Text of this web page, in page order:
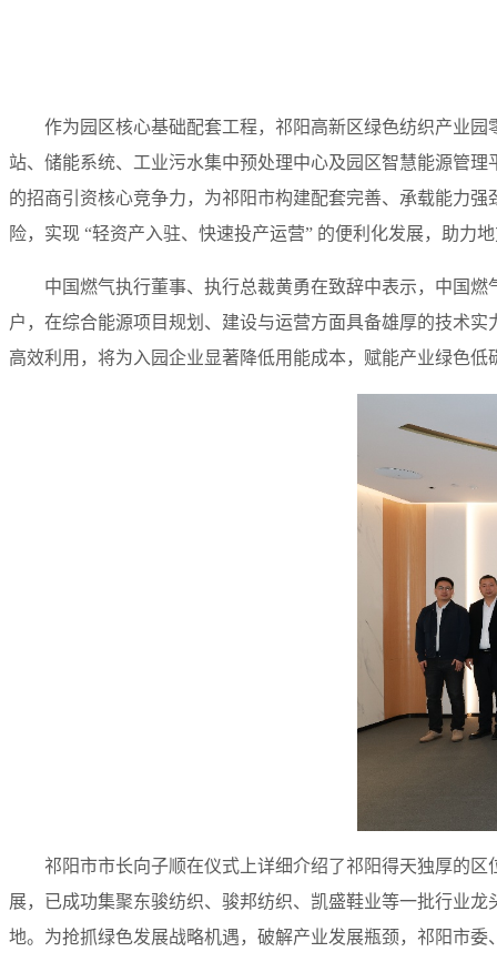
作为园区核心基础配套工程，祁阳高新区绿色纺织产业
站、储能系统、工业污水集中预处理中心及园区智慧能源管
的招商引资核心竞争力，为祁阳市构建配套完善、承载能力
险，实现 “轻资产入驻、快速投产运营” 的便利化发展，助力
中国燃气执行董事、执行总裁黄勇在致辞中表示，中国
户，在综合能源项目规划、建设与运营方面具备雄厚的技术
高效利用，将为入园企业显著降低用能成本，赋能产业绿色低
祁阳市市长向子顺在仪式上详细介绍了祁阳得天独厚的
展，已成功集聚东骏纺织、骏邦纺织、凯盛鞋业等一批行业
地。为抢抓绿色发展战略机遇，破解产业发展瓶颈，祁阳市